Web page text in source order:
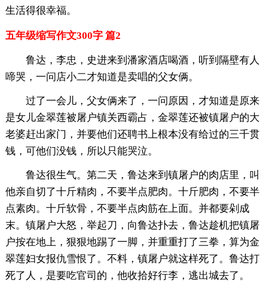
生活得很幸福。
五年级缩写作文300字 篇2
鲁达，李忠，史进来到潘家酒店喝酒，听到隔壁有人
啼哭，一问店小二才知道是卖唱的父女俩。
过了一会儿，父女俩来了，一问原因，才知道是原来
是女儿金翠莲被屠户镇关西霸占，金翠莲还被镇屠户的大
老婆赶出家门，并要他们还聘书上根本没有给过的三千贯
钱，可他们没钱，所以只能哭泣。
鲁达很生气。第二天，鲁达来到镇屠户的肉店里，叫
他亲自切了十斤精肉，不要半点肥肉。十斤肥肉，不要半
点素肉。十斤软骨，不要半点肉筋在上面。并都要剁成
末。镇屠户大怒，举起刀，向鲁达扑去，鲁达趁机把镇屠
户按在地上，狠狠地踢了一脚，并重重打了三拳，算为金
翠莲妇女报仇雪恨了。不料，镇屠户就这样死了。鲁达打
死了人，是要吃官司的，他收拾好行李，逃出城去了。